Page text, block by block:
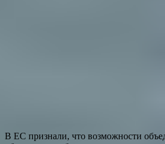
В ЕС признали, что возможности